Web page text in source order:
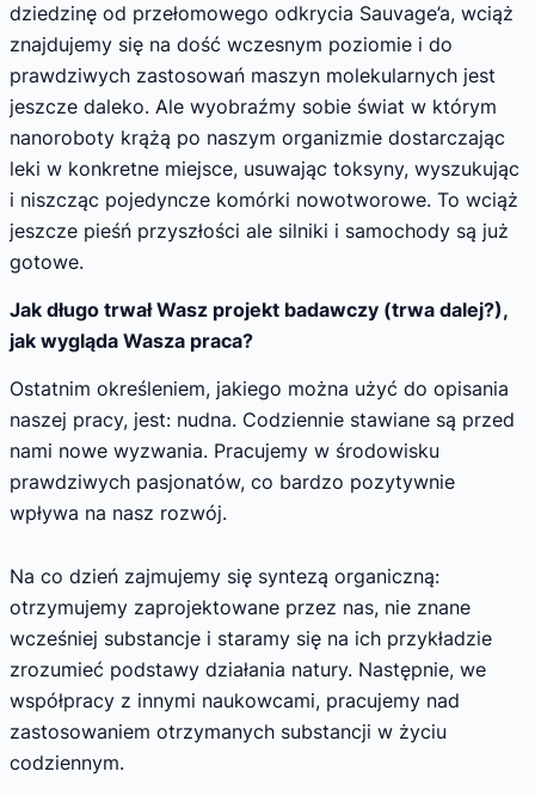
dziedzinę od przełomowego odkrycia Sauvage’a, wciąż
znajdujemy się na dość wczesnym poziomie i do
prawdziwych zastosowań maszyn molekularnych jest
jeszcze daleko. Ale wyobraźmy sobie świat w którym
nanoroboty krążą po naszym organizmie dostarczając
leki w konkretne miejsce, usuwając toksyny, wyszukując
i niszcząc pojedyncze komórki nowotworowe. To wciąż
jeszcze pieśń przyszłości ale silniki i samochody są już
gotowe.
Jak długo trwał Wasz projekt badawczy (trwa dalej?),
jak wygląda Wasza praca?
Ostatnim określeniem, jakiego można użyć do opisania
naszej pracy, jest: nudna. Codziennie stawiane są przed
nami nowe wyzwania. Pracujemy w środowisku
prawdziwych pasjonatów, co bardzo pozytywnie
wpływa na nasz rozwój.
Na co dzień zajmujemy się syntezą organiczną:
otrzymujemy zaprojektowane przez nas, nie znane
wcześniej substancje i staramy się na ich przykładzie
zrozumieć podstawy działania natury. Następnie, we
współpracy z innymi naukowcami, pracujemy nad
zastosowaniem otrzymanych substancji w życiu
codziennym.